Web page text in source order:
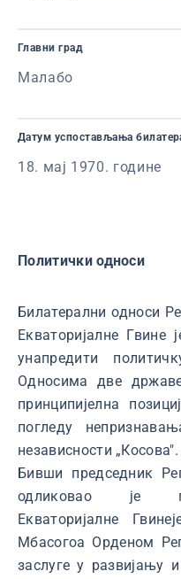
Главни град
Малабо
Датум успостављања
18. мај 1970. године
Политички односи
Билатерални односи
Екваторијалне Гвине
унапредити
Односима две
принципијелна
погледу
независности „Косова".
Бивши председник
одликовао је
Екваторијалне
Мбасогоа Орденом
заслуге у развијању